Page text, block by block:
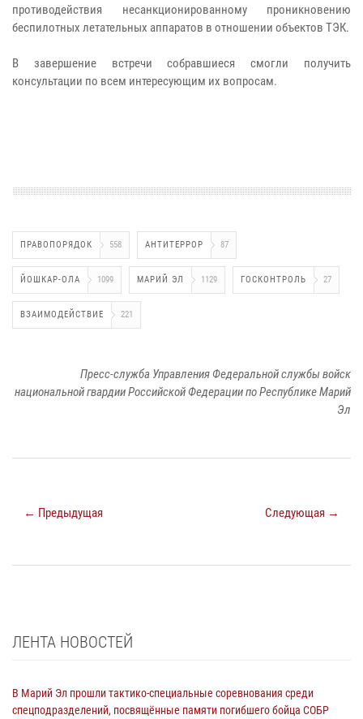
противодействия несанкционированному проникновению
беспилотных летательных аппаратов в отношении объектов ТЭК.
В завершение встречи собравшиеся смогли получить
консультации по всем интересующим их вопросам.
ПРАВОПОРЯДОК 558 АНТИТЕРРОР 87
ЙОШКАР-ОЛА 1099 МАРИЙ ЭЛ 1129 ГОСКОНТРОЛЬ 27
ВЗАИМОДЕЙСТВИЕ 221
Пресс-служба Управления Федеральной службы войск
национальной гвардии Российской Федерации по Республике Марий
Эл
← Предыдущая Следующая →
ЛЕНТА НОВОСТЕЙ
В Марий Эл прошли тактико-специальные соревнования среди
спецподразделений, посвящённые памяти погибшего бойца СОБР